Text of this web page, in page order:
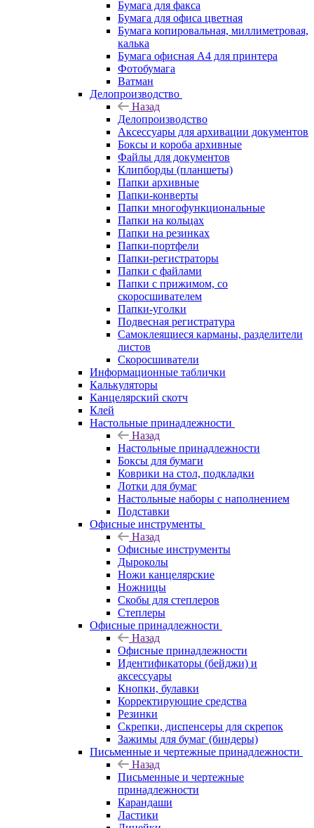
Бумага для факса
Бумага для офиса цветная
Бумага копировальная, миллиметровая,
калька
Бумага офисная А4 для принтера
Фотобумага
Ватман
Делопроизводство
Назад
Делопроизводство
Аксессуары для архивации документов
Боксы и короба архивные
Файлы для документов
Клипборды (планшеты)
Папки архивные
Папки-конверты
Папки многофункциональные
Папки на кольцах
Папки на резинках
Папки-портфели
Папки-регистраторы
Папки с файлами
Папки с прижимом, со
скоросшивателем
Папки-уголки
Подвесная регистратура
Самоклеящиеся карманы, разделители
листов
Скоросшиватели
Информационные таблички
Калькуляторы
Канцелярский скотч
Клей
Настольные принадлежности
Назад
Настольные принадлежности
Боксы для бумаги
Коврики на стол, подкладки
Лотки для бумаг
Настольные наборы с наполнением
Подставки
Офисные инструменты
Назад
Офисные инструменты
Дыроколы
Ножи канцелярские
Ножницы
Скобы для степлеров
Степлеры
Офисные принадлежности
Назад
Офисные принадлежности
Идентификаторы (бейджи) и
аксессуары
Кнопки, булавки
Корректирующие средства
Резинки
Скрепки, диспенсеры для скрепок
Зажимы для бумаг (биндеры)
Письменные и чертежные принадлежности
Назад
Письменные и чертежные
принадлежности
Карандаши
Ластики